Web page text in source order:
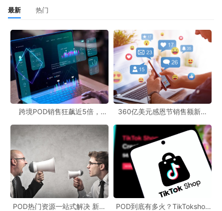
拓，也反映出跨境市场前景的广阔与复杂。一方面，新兴市场如巴
带来了挑战。
在POD文案创作中，可以围绕美客多的此次进军进行多种角度的创
作。比如，可以突出美客多的创新战略，吸引投资者的关注；也可
以从消费者和企业用户的角度出发，强调美客多带来的便利和机
遇。总之，美客多进军巴西医药电商市场这一事件，为跨境领域的
最新 热门
跨境POD销售狂飙近5倍，
360亿美元感恩节销售额新纪
新风潮！
POD热门资源一站式解决 新手
POD到底有多火？TikTokshop